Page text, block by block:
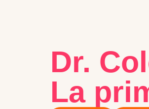
Dr.
La